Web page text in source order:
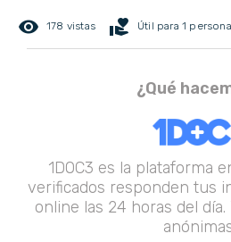
remove_red_eye 178 vistas volunteer_activism Útil para 1
¿Qué
1DOC3 es la plataforma
verificados responden tus
online las 24 horas del